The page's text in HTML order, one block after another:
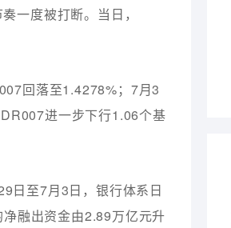
一度被打断。当日，
回落至1.4278%；7月3
进一步下行1.06个基
日至7月3日，银行体系日
融出资金由2.89万亿元升